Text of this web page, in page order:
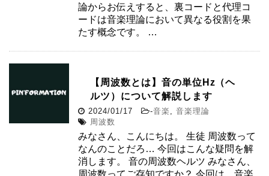
論からお伝えすると、裏コードと代理コ
ードは音楽理論において異なる役割を果
たす概念です。 …
【周波数とは】音の単位Hz（ヘ
ルツ）について解説します
2024/01/17 -音楽 ,音楽理論
周波数
みなさん、こんにちは。 生徒 周波数って
なんのことだろ… 今回はこんな疑問を解
消します。 音の周波数ヘルツ みなさん、
周波数ってご存知ですか？ 今回は、音楽